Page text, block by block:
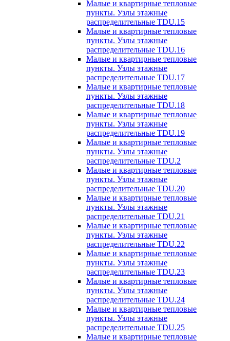
Малые и квартирные тепловые
пункты. Узлы этажные
распределительные TDU.15
Малые и квартирные тепловые
пункты. Узлы этажные
распределительные TDU.16
Малые и квартирные тепловые
пункты. Узлы этажные
распределительные TDU.17
Малые и квартирные тепловые
пункты. Узлы этажные
распределительные TDU.18
Малые и квартирные тепловые
пункты. Узлы этажные
распределительные TDU.19
Малые и квартирные тепловые
пункты. Узлы этажные
распределительные TDU.2
Малые и квартирные тепловые
пункты. Узлы этажные
распределительные TDU.20
Малые и квартирные тепловые
пункты. Узлы этажные
распределительные TDU.21
Малые и квартирные тепловые
пункты. Узлы этажные
распределительные TDU.22
Малые и квартирные тепловые
пункты. Узлы этажные
распределительные TDU.23
Малые и квартирные тепловые
пункты. Узлы этажные
распределительные TDU.24
Малые и квартирные тепловые
пункты. Узлы этажные
распределительные TDU.25
Малые и квартирные тепловые